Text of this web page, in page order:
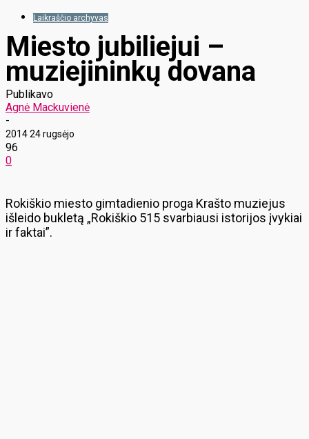
Laikraščio archyvas
Miesto jubiliejui –
muziejininkų dovana
Publikavo
Agnė Mackuvienė
-
2014 24 rugsėjo
96
0
Rokiškio miesto gimtadienio proga Krašto muziejus
išleido bukletą „Rokiškio 515 svarbiausi istorijos įvykiai
ir faktai”.